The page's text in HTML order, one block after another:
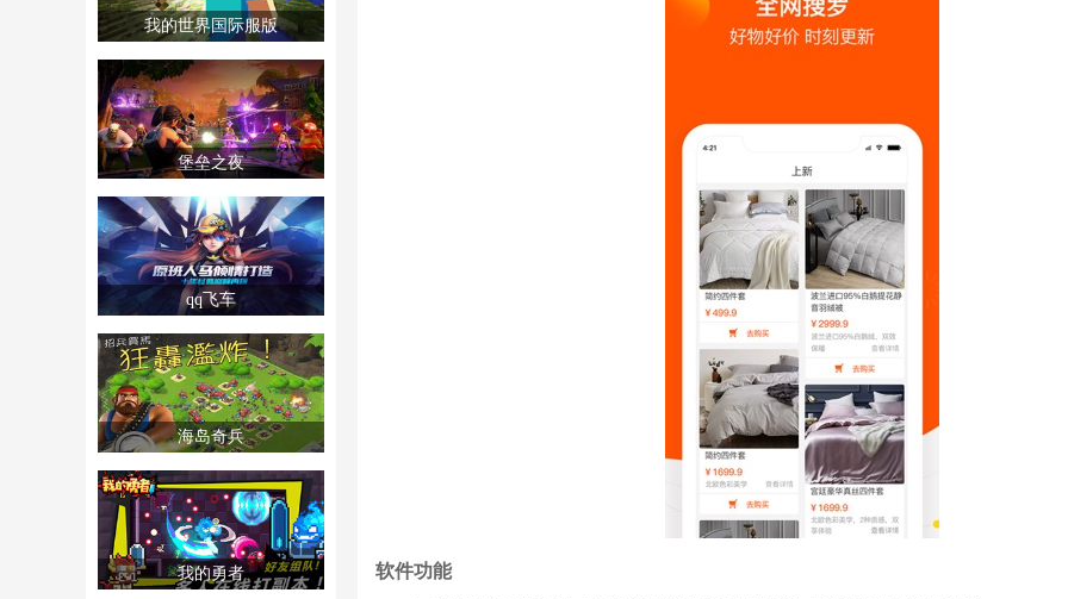
我的世界国际服版
堡垒之夜
qq飞车
海岛奇兵
我的勇者 软件功能